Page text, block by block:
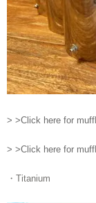
> >Click here for
> >Click here for
・Titanium